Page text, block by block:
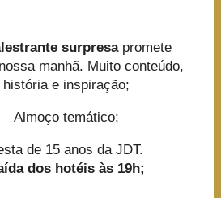
surpresapromete
manhã. Muito conteúdo,
história e inspiração;
Almoço temático;
de 15 anos da JDT.
dos hotéis às 19h;